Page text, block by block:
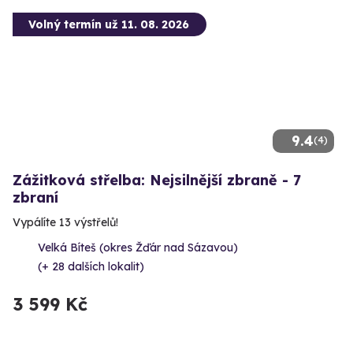
9.4(4)
Volný termín už 11. 08. 2026
Zážitková střelba: Nejsilnější zbraně - 7
zbraní
Vypálíte 13 výstřelů!
Velká Bíteš (okres Žďár nad Sázavou)
(+ 28 dalších lokalit)
3 599 Kč